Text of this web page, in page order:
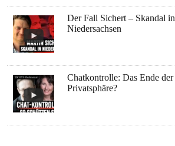
Der Fall Sichert – Skandal in
Niedersachsen
Chatkontrolle: Das Ende der
Privatsphäre?